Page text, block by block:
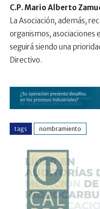
C.P. Mario Alberto
La Asociación, además,
organismos, asociaciones
seguirá siendo una
Directivo.
tags nombramiento